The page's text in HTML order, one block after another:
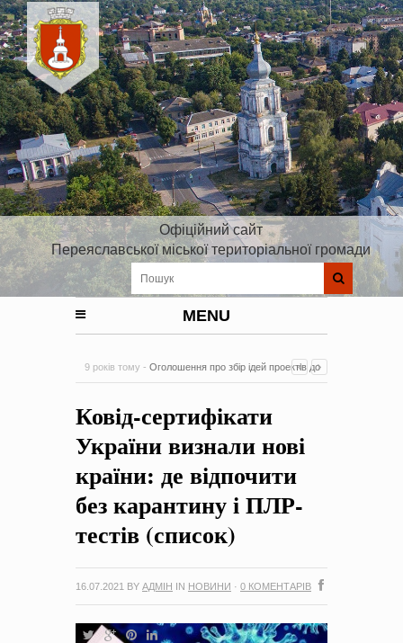
Офіційний сайт
Переяславської міської територіальної громади
MENU
9 років тому - Оголошення про збір ідей проектів до
на період 2018 – 2020 роки Оголошення про збір ідей
проектів-0 Коментарів
Ковід-сертифікати
України визнали нові
країни: де відпочити
без карантину і ПЛР-
тестів (список)
16.07.2021 BY АДМІН IN НОВИНИ · 0 КОМЕНТАРІВ